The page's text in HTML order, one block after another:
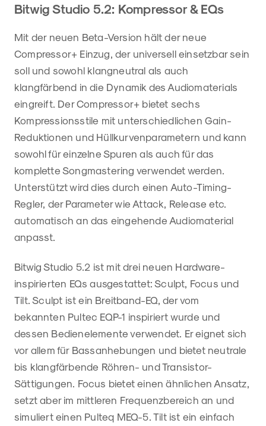
Bitwig Studio 5.2: Kompressor & EQs
Mit der neuen Beta-Version hält der neue
Compressor+ Einzug, der universell einsetzbar sein
soll und sowohl klangneutral als auch
klangfärbend in die Dynamik des Audiomaterials
eingreift. Der Compressor+ bietet sechs
Kompressionsstile mit unterschiedlichen Gain-
Reduktionen und Hüllkurvenparametern und kann
sowohl für einzelne Spuren als auch für das
komplette Songmastering verwendet werden.
Unterstützt wird dies durch einen Auto-Timing-
Regler, der Parameter wie Attack, Release etc.
automatisch an das eingehende Audiomaterial
anpasst.
Bitwig Studio 5.2 ist mit drei neuen Hardware-
inspirierten EQs ausgestattet: Sculpt, Focus und
Tilt. Sculpt ist ein Breitband-EQ, der vom
bekannten Pultec EQP-1 inspiriert wurde und
dessen Bedienelemente verwendet. Er eignet sich
vor allem für Bassanhebungen und bietet neutrale
bis klangfärbende Röhren- und Transistor-
Sättigungen. Focus bietet einen ähnlichen Ansatz,
setzt aber im mittleren Frequenzbereich an und
simuliert einen Pulteq MEQ-5. Tilt ist ein einfach